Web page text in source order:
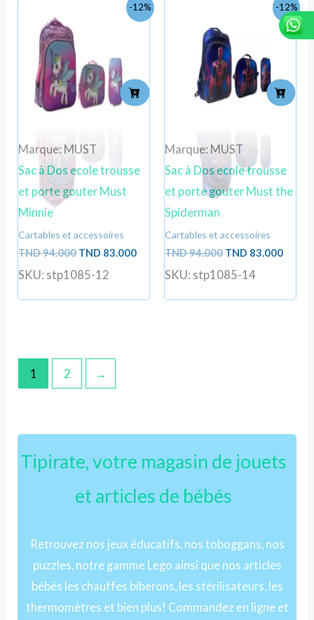
-12%
Marque: MUST
Sac à Dos ecole trousse
et porte gouter Must
Minnie
Cartables et accessoires
TND94.000
TND
94.000.
TND 83.000
Le
prix
SKU: stp1085-12
-12%
Marque: MUST
Sac à Dos ecole trousse
et porte gouter Must the
Spiderman
Cartables et accessoires
TND94.000
initial
était :
TND
94.000.
TND 83.000
Le
prix
actuel
SKU: stp1085-14
1 2 →
Tipirate, votre magasin de jouets
et articles de bébés
Retrouvez nos jeux éducatifs, nos toboggans, nos
puzzles, notre gamme Lego ainsi que nos articles
bébés les chauffes biberons, les stérilisateurs, les
thermomètres et bien plus! Commandez en ligne et